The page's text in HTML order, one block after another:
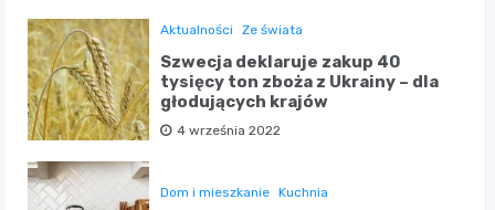
Aktualności Ze świata
Szwecja deklaruje zakup 40
tysięcy ton zboża z Ukrainy – dla
głodujących krajów
4 września 2022
Dom i mieszkanie Kuchnia